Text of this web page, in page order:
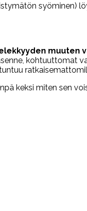
syöminen)
muuten
kohtuuttomat
keksi miten sen